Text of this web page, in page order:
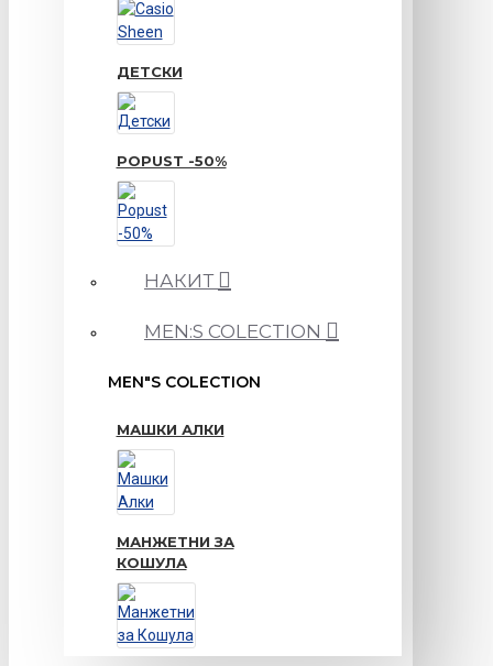
ДЕТСКИ
POPUST -50%
НАКИТ
MEN:S COLECTION
MEN"S COLECTION
МАШКИ АЛКИ
МАНЖЕТНИ ЗА
КОШУЛА